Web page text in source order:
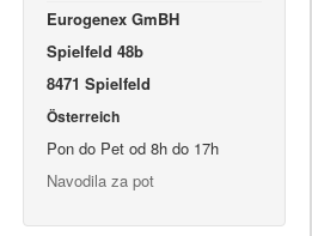
Eurogenex GmBH
Spielfeld 48b
8471 Spielfeld
Österreich
Pon do Pet od 8h do 17h
Navodila za pot